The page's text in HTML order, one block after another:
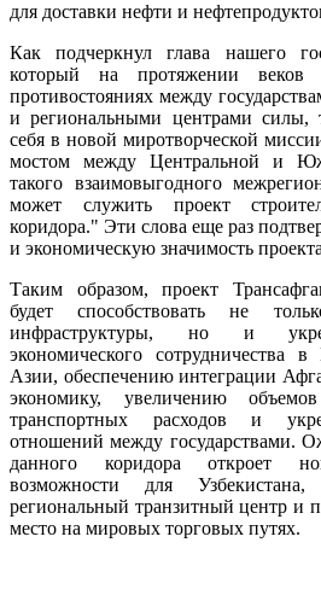
для доставки нефти и
Как подчеркнул глава нашего
который на протяжении
противостояниях между
и региональными центрами силы,
себя в новой миротворческой
мостом между Центральной и
такого взаимовыгодного
может служить проект
коридора." Эти слова еще раз
и экономическую значимость
Таким образом, проект
будет способствовать не
инфраструктуры, но и
экономического
Азии, обеспечению интеграции
экономику, увеличению
транспортных расходов и
отношений между государствами.
данного коридора откроет
возможности для
региональный транзитный центр и
место на мировых торговых путях.